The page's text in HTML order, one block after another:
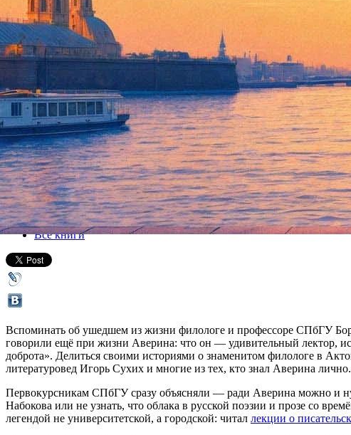
Олег Басилашвили и другие
11 марта 2019, понедельник,19.30
Версия для печати
Все афиша плюс
Все книги
Вспоминать об ушедшем из жизни филологе и профессоре СПбГУ
говорили ещё при жизни Аверина: что он — удивительный лектор,
доброта». Делиться своими историями о знаменитом филологе в
литературовед Игорь Сухих и многие из тех, кто знал Аверина лично.
Первокурсникам СПбГУ сразу объясняли — ради Аверина можно и
Набокова или не узнать, что облака в русской поэзии и прозе со
легендой не университетской, а городской: читал лекции о